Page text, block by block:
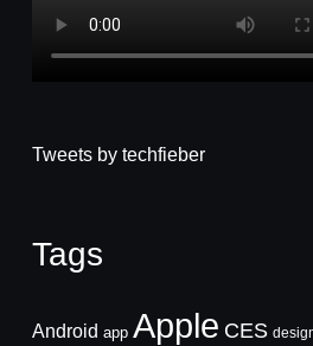
Tweets by techfieber
Tags
Android app Apple CES